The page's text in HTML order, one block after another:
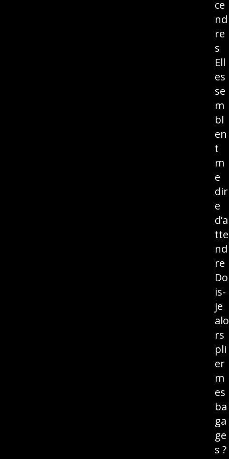
ce
nd
re
s
Ell
es
se
m
bl
en
t
m
e
dir
e
d’a
tte
nd
re
Do
is-
je
alo
rs
pli
er
m
es
ba
ga
ge
s ?